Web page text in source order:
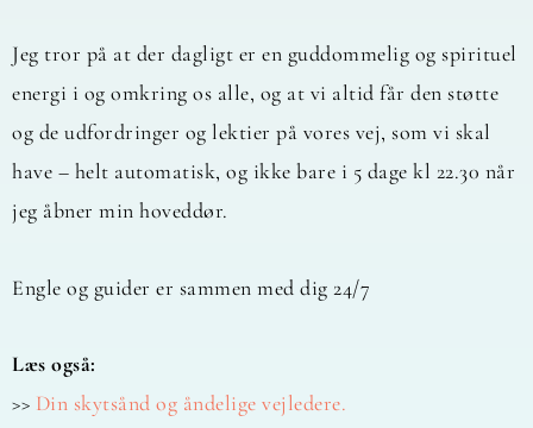
Jeg tror på at der dagligt er en guddommelig og spirituel
energi i og omkring os alle, og at vi altid får den støtte
og de udfordringer og lektier på vores vej, som vi skal
have – helt automatisk, og ikke bare i 5 dage kl 22.30 når
jeg åbner min hoveddør.
Engle og guider er sammen med dig 24/7
Læs også:
>> Din skytsånd og åndelige vejledere.